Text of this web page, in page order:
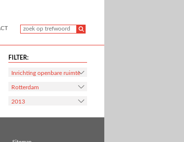
FILTER:
Inrichting openbare ruimte
Rotterdam
2013